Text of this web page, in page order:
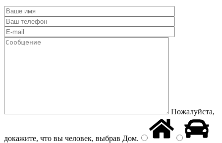
Пожалуйста,
докажите, что вы человек, выбрав Дом.